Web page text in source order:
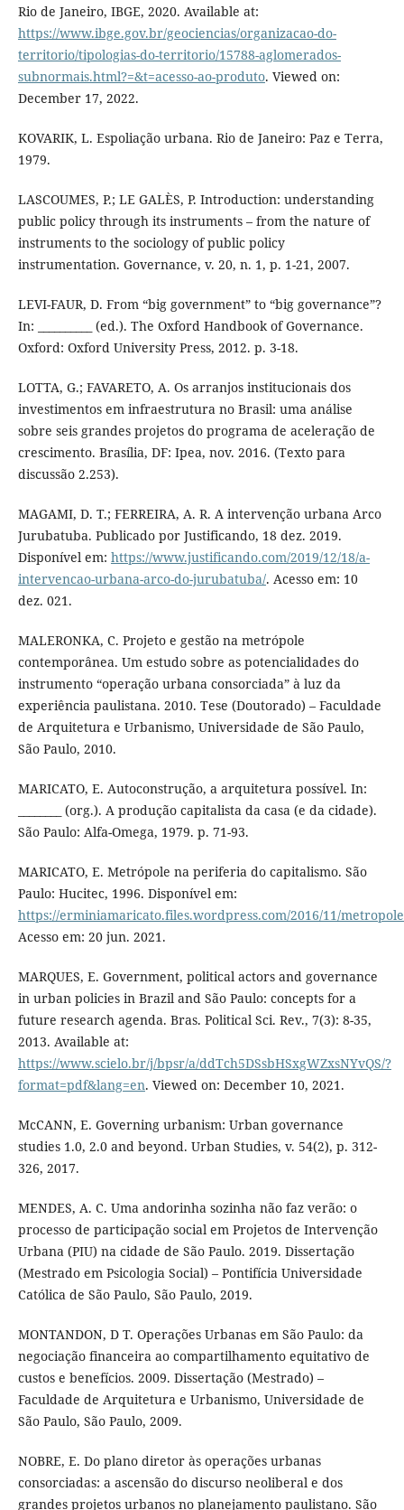
Rio de Janeiro, IBGE, 2020. Available at:
https://www.ibge.gov.br/geociencias/organizacao-do-
territorio/tipologias-do-territorio/15788-aglomerados-
subnormais.html?=&t=acesso-ao-produto. Viewed on:
December 17, 2022.
KOVARIK, L. Espoliação urbana. Rio de Janeiro: Paz e Terra,
1979.
LASCOUMES, P.; LE GALÈS, P. Introduction: understanding
public policy through its instruments – from the nature of
instruments to the sociology of public policy
instrumentation. Governance, v. 20, n. 1, p. 1-21, 2007.
LEVI-FAUR, D. From “big government” to “big governance”?
In: __________ (ed.). The Oxford Handbook of Governance.
Oxford: Oxford University Press, 2012. p. 3-18.
LOTTA, G.; FAVARETO, A. Os arranjos institucionais dos
investimentos em infraestrutura no Brasil: uma análise
sobre seis grandes projetos do programa de aceleração de
crescimento. Brasília, DF: Ipea, nov. 2016. (Texto para
discussão 2.253).
MAGAMI, D. T.; FERREIRA, A. R. A intervenção urbana Arco
Jurubatuba. Publicado por Justificando, 18 dez. 2019.
Disponível em: https://www.justificando.com/2019/12/18/a-
intervencao-urbana-arco-do-jurubatuba/. Acesso em: 10
dez. 021.
MALERONKA, C. Projeto e gestão na metrópole
contemporânea. Um estudo sobre as potencialidades do
instrumento “operação urbana consorciada” à luz da
experiência paulistana. 2010. Tese (Doutorado) – Faculdade
de Arquitetura e Urbanismo, Universidade de São Paulo,
São Paulo, 2010.
MARICATO, E. Autoconstrução, a arquitetura possível. In:
________ (org.). A produção capitalista da casa (e da cidade).
São Paulo: Alfa-Omega, 1979. p. 71-93.
MARICATO, E. Metrópole na periferia do capitalismo. São
Paulo: Hucitec, 1996. Disponível em:
https://erminiamaricato.files.wordpress.com/2016/11/
Acesso em: 20 jun. 2021.
MARQUES, E. Government, political actors and governance
in urban policies in Brazil and São Paulo: concepts for a
future research agenda. Bras. Political Sci. Rev., 7(3): 8-35,
2013. Available at:
https://www.scielo.br/j/bpsr/a/ddTch5DSsbHSxgWZxsNYvQS/?
format=pdf&lang=en. Viewed on: December 10, 2021.
McCANN, E. Governing urbanism: Urban governance
studies 1.0, 2.0 and beyond. Urban Studies, v. 54(2), p. 312-
326, 2017.
MENDES, A. C. Uma andorinha sozinha não faz verão: o
processo de participação social em Projetos de Intervenção
Urbana (PIU) na cidade de São Paulo. 2019. Dissertação
(Mestrado em Psicologia Social) – Pontifícia Universidade
Católica de São Paulo, São Paulo, 2019.
MONTANDON, D T. Operações Urbanas em São Paulo: da
negociação financeira ao compartilhamento equitativo de
custos e benefícios. 2009. Dissertação (Mestrado) –
Faculdade de Arquitetura e Urbanismo, Universidade de
São Paulo, São Paulo, 2009.
NOBRE, E. Do plano diretor às operações urbanas
consorciadas: a ascensão do discurso neoliberal e dos
grandes projetos urbanos no planejamento paulistano. São